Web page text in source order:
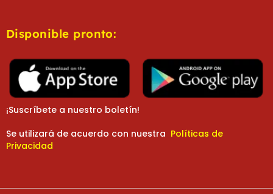
Disponible pronto:
¡Suscríbete a nuestro boletín!
Se utilizará de acuerdo con nuestra Políticas de
Privacidad